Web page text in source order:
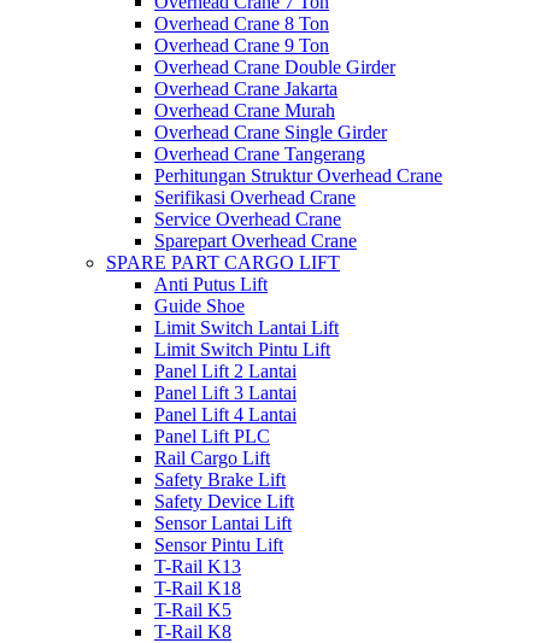
Overhead Crane 8 Ton
Overhead Crane 9 Ton
Overhead Crane Double Girder
Overhead Crane Jakarta
Overhead Crane Murah
Overhead Crane Single Girder
Overhead Crane Tangerang
Perhitungan Struktur Overhead Crane
Serifikasi Overhead Crane
Service Overhead Crane
Sparepart Overhead Crane
SPARE PART CARGO LIFT
Anti Putus Lift
Guide Shoe
Limit Switch Lantai Lift
Limit Switch Pintu Lift
Panel Lift 2 Lantai
Panel Lift 3 Lantai
Panel Lift 4 Lantai
Panel Lift PLC
Rail Cargo Lift
Safety Brake Lift
Safety Device Lift
Sensor Lantai Lift
Sensor Pintu Lift
T-Rail K13
T-Rail K18
T-Rail K5
T-Rail K8